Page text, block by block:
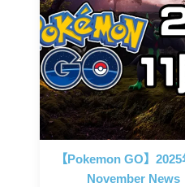
【Pokemon GO】
November News